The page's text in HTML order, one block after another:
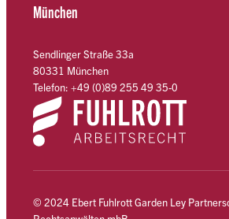
München
Sendlinger Straße 33a
80331 München
Telefon: +49 (0)89 255 49 35-0
© 2024 Ebert Fuhlrott Garden Ley